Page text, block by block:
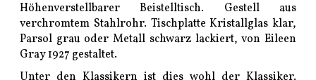
Höhenverstellbarer Beistelltisch. Gestell aus
verchromtem Stahlrohr. Tischplatte Kristallglas klar,
Parsol grau oder Metall schwarz lackiert, von Eileen
Gray 1927 gestaltet.